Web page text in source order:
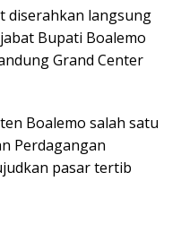
diserahkan langsung
Bupati Boalemo
Grand Center
Boalemo salah satu
Perdagangan
pasar tertib